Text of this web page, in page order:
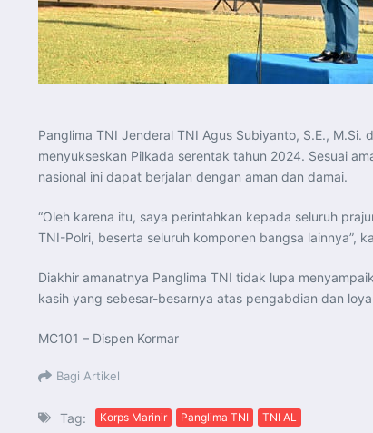
Panglima TNI Jenderal TNI Agus Subiyanto, S.E.,
menyukseskan Pilkada serentak tahun 2024. Sesuai
nasional ini dapat berjalan dengan aman dan damai.
“Oleh karena itu, saya perintahkan kepada seluruh
TNI-Polri, beserta seluruh komponen bangsa lainnya”,
Diakhir amanatnya Panglima TNI tidak lupa
kasih yang sebesar-besarnya atas pengabdian dan
MC101 – Dispen Kormar
Bagi Artikel
Tag: Korps Marinir Panglima TNI TNI AL